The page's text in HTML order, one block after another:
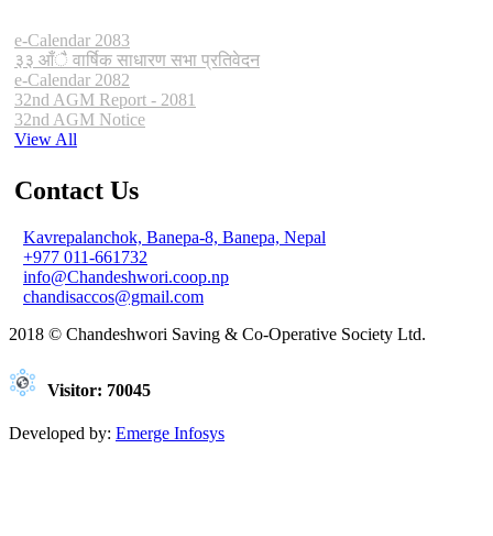
e-Calendar 2083
३३ आँै वार्षिक साधारण सभा प्रतिवेदन
e-Calendar 2082
32nd AGM Report - 2081
32nd AGM Notice
View All
Contact Us
Kavrepalanchok, Banepa-8, Banepa, Nepal
+977 011-661732
info@Chandeshwori.coop.np
chandisaccos@gmail.com
2018 © Chandeshwori Saving & Co-Operative Society Ltd.
Visitor: 70045
Developed by: Emerge Infosys